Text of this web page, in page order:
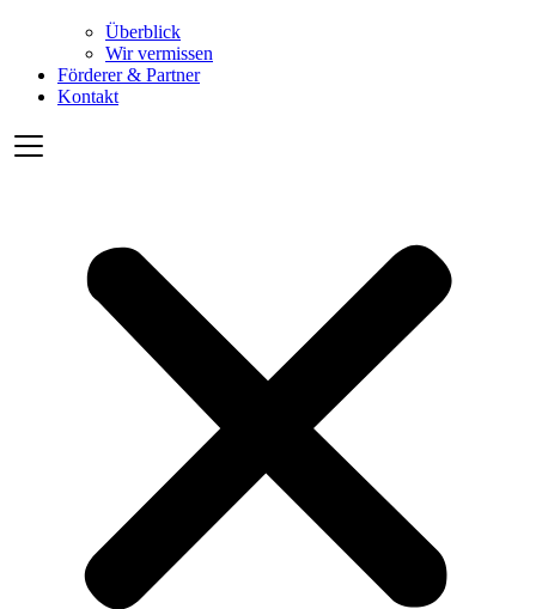
Überblick
Wir vermissen
Förderer & Partner
Kontakt